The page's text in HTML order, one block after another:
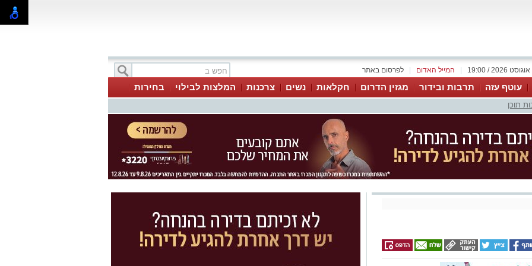
לפרסום באתר המייל האדום
עוטף עזה תרבות ובידור מגזין הדרום חקלאות נשים צרכנות המלצות לבילוי
בחירות
תוכן